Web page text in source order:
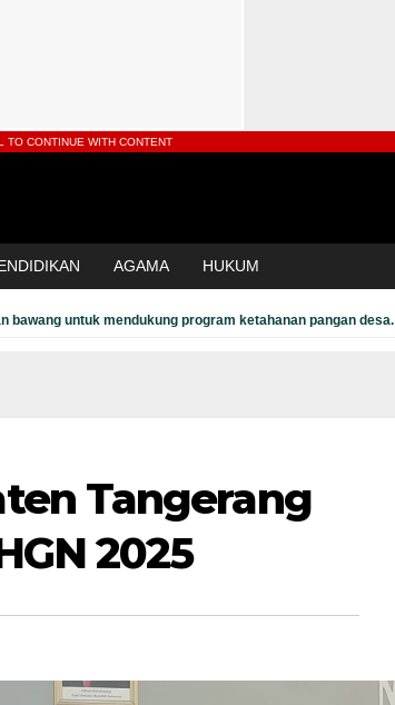
TO CONTINUE WITH CONTENT
AGAMA HUKUM
bawang untuk mendukung program ketahanan pangan desa.
Tangerang
2025